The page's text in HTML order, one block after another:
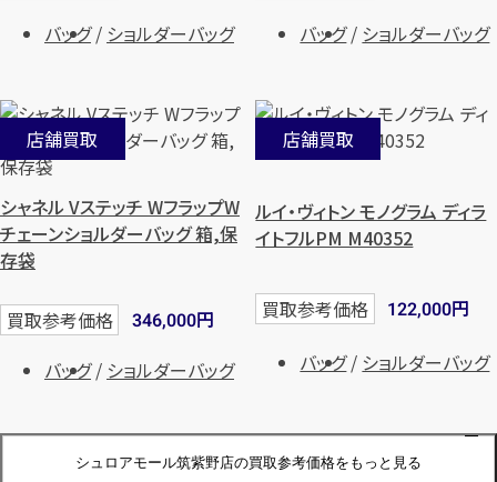
シュロアモール筑紫野店の買取参考価格をもっと見る
バッグ
ショルダーバッグ
バッグ
ショルダーバッグ
店舗買取
シャネル Vステッチ WフラップW
チェーンショルダーバッグ 箱,保
存袋
買取参考価格 346,000円
バッグ
ショルダーバッグ
店舗買取
ルイ・ヴィトン モノグラム ディラ
イトフルPM M40352
買取参考価格 122,000円
バッグ ショルダーバッグ
店舗買取 店舗買取